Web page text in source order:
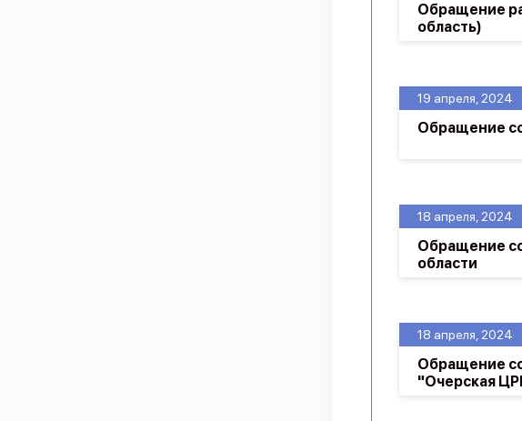
18 апреля, 2024
Обращение
"Очерская
18 апреля, 2024
Обращение
области
19 апреля, 2024
Обращение
Обращение
область)